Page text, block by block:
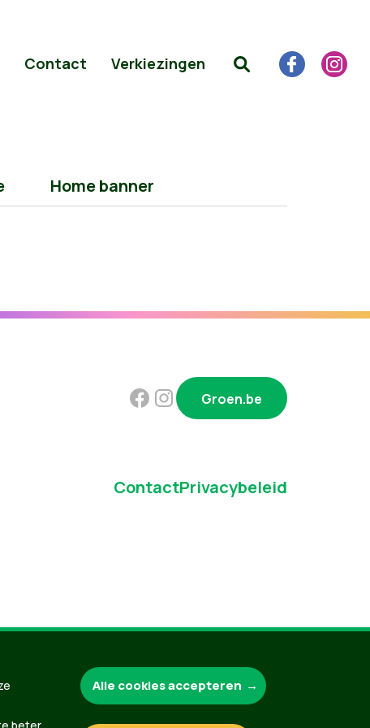
Contact Verkiezingen
Home banner
Groen.be
ContactPrivacybeleid
Alle cookies accepteren